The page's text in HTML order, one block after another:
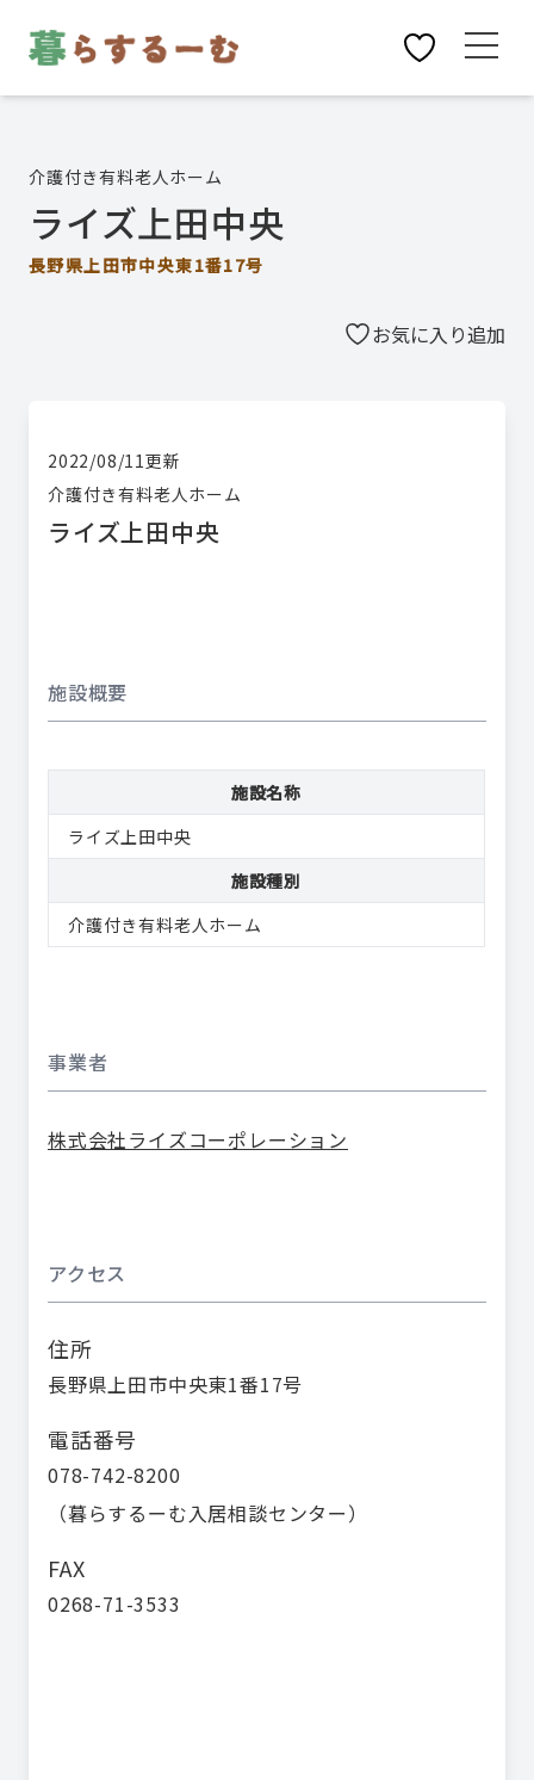
介護付き有料老人ホーム
ライズ上田中央
長野県上田市中央東1番17号
お気に入り追加
2022/08/11更新
介護付き有料老人ホーム
ライズ上田中央
施設概要
施設名称
ライズ上田中央
施設種別
介護付き有料老人ホーム
事業者
株式会社ライズコーポレーション
アクセス
住所
長野県上田市中央東1番17号
電話番号
078-742-8200
（暮らするーむ入居相談センター）
FAX
0268-71-3533